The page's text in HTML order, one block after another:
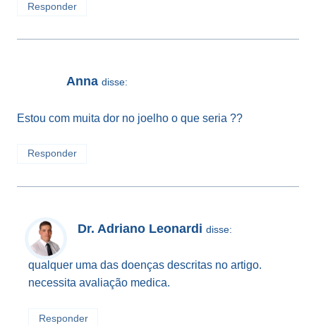
Responder
Anna disse:
Estou com muita dor no joelho o que seria ??
Responder
Dr. Adriano Leonardi disse:
qualquer uma das doenças descritas no artigo.
necessita avaliação medica.
Responder